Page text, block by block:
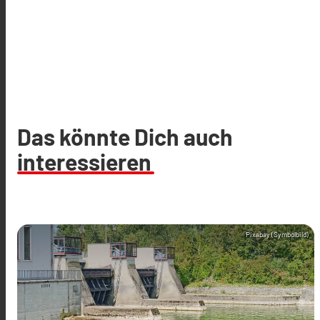
Das könnte Dich auch
interessieren
Pixabay (Symbolbild)